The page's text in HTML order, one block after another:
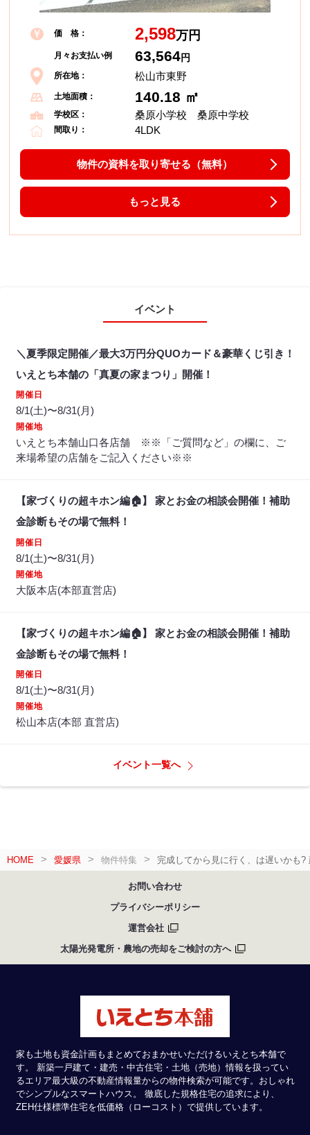
イベント
＼夏季限定開催／最大3万円分QUOカード＆豪華くじ引き！
いえとち本舗の「真夏の家まつり」開催！
開催日
8/1(土)〜8/31(月)
開催地
いえとち本舗山口各店舗 ※※「ご質問など」の欄に、ご
来場希望の店舗をご記入ください※※
【家づくりの超キホン編🏠】 家とお金の相談会開催！補助
金診断もその場で無料！
開催日
8/1(土)〜8/31(月)
開催地
大阪本店(本部直営店)
【家づくりの超キホン編🏠】 家とお金の相談会開催！補助
金診断もその場で無料！
開催日
8/1(土)〜8/31(月)
開催地
松山本店(本部 直営店)
イベント一覧へ
価 格： 2,598万円
月々お支払い例 63,564円
所在地： 松山市東野
土地面積： 140.18 ㎡
学校区： 桑原小学校 桑原中学校
間取り： 4LDK
物件の資料を取り寄せる（無料）
もっと見る
HOME 愛媛県 物件特集 完成してから見に行く、は遅いかも
お問い合わせ
プライバシーポリシー
運営会社
太陽光発電所・農地の売却をご検討の方へ
家も土地も資金計画もまとめておまかせいただけるいえとち本舗で
す。 新築一戸建て・建売・中古住宅・土地（売地）情報を扱ってい
るエリア最大級の不動産情報量からの物件検索が可能です。おしゃれ
でシンプルなスマートハウス。 徹底した規格住宅の追求により、
ZEH仕様標準住宅を低価格（ローコスト）で提供しています。